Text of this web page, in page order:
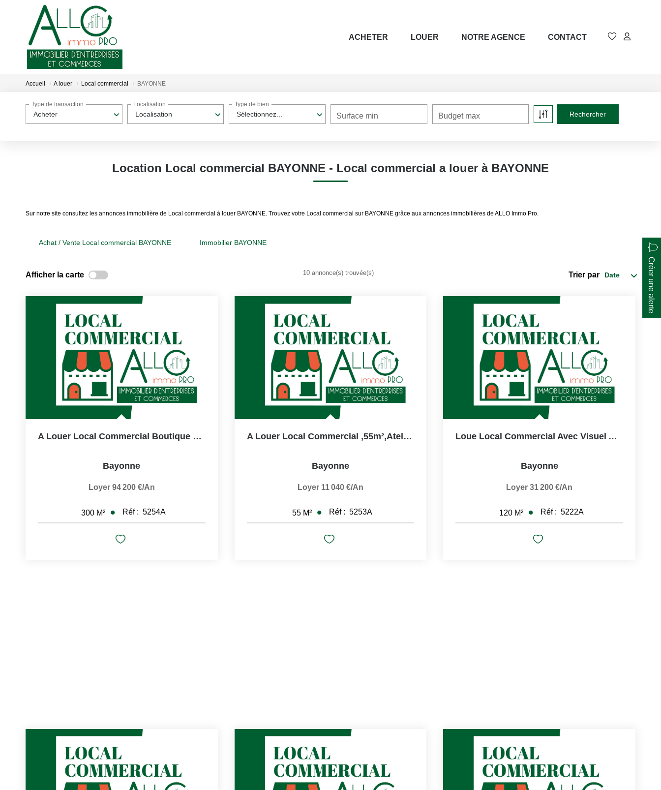
ACHETER LOUER NOTRE AGENCE CONTACT
Accueil A louer Local commercial BAYONNE
Acheter
Type de transaction
Localisation
Localisation
Sélectionnez...
Type de bien
Surface min Budget max
Location Local commercial BAYONNE - Local commercial a louer à BAYONNE
Sur notre site consultez les annonces immobilière de Local commercial à louer BAYONNE. Trouvez votre Local commercial sur BAYONNE grâce aux annonces immobilières de ALLO Immo Pro.
Achat / Vente Local commercial BAYONNE Immobilier BAYONNE
Créer une alerte
Afficher la carte 10 annonce(s) trouvée(s) Trier par
A Louer Local Commercial Boutique 300 M² BAYONNE Coeur...
Bayonne
Loyer 94 200 €/an
300 M² Réf : 5254A
A Louer Local Commercial ,55m²,atelier Aux Remparts De...
Bayonne
Loyer 11 040 €/an
55 M² Réf : 5253A
Loue Local Commercial Avec Visuel Axe Passant BAYONNE
Bayonne
Loyer 31 200 €/an
120 M² Réf : 5222A